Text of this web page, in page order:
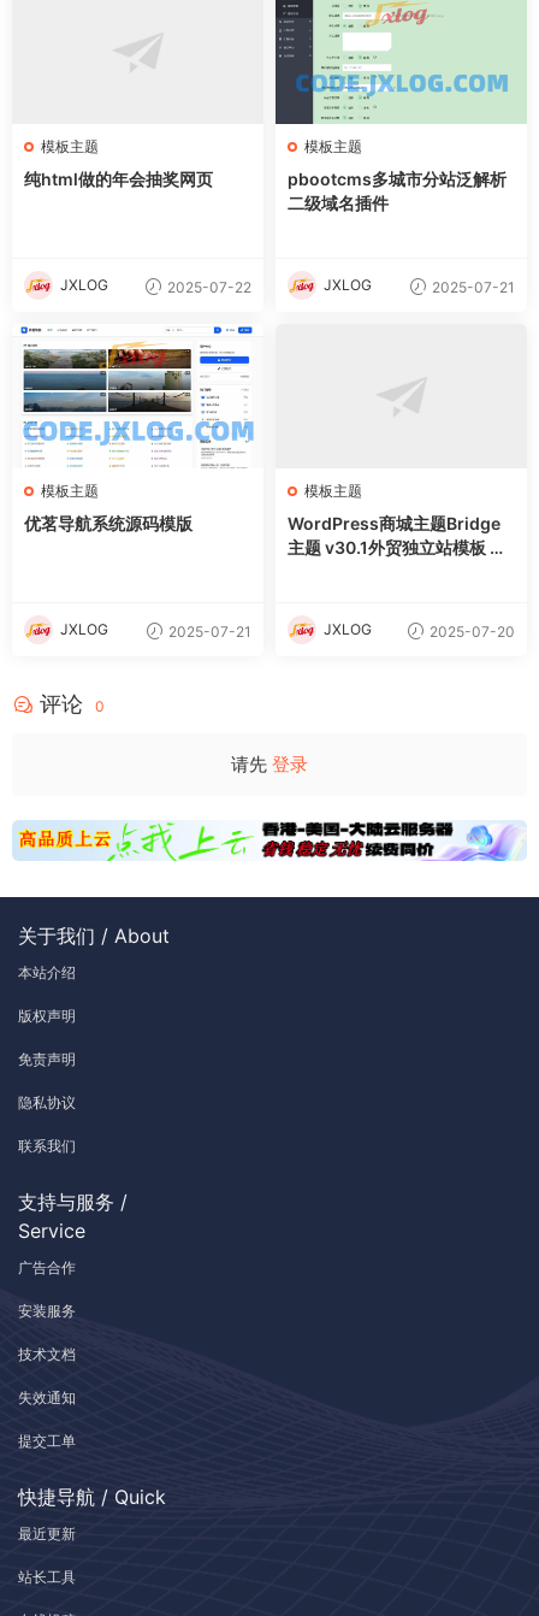
模板主题
纯html做的年会抽奖网页
JXLOG 2025-07-22
模板主题
pbootcms多城市分站泛解析
二级域名插件
JXLOG 2025-07-21
模板主题
优茗导航系统源码模版
JXLOG 2025-07-21
模板主题
WordPress商城主题Bridge
主题 v30.1外贸独立站模板 含
JXLOG 2025-07-20
评论 0
请先 登录
关于我们 / About
本站介绍
版权声明
免责声明
隐私协议
联系我们
支持与服务 /
Service
广告合作
安装服务
技术文档
失效通知
提交工单
快捷导航 / Quick
最近更新
站长工具